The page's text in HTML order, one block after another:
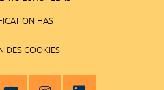
HAS
DES COOKIES